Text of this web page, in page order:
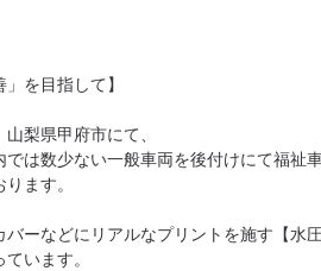
を目指して】
梨県甲府市にて、
は数少ない一般車両を後付けにて福祉
ます。
ーなどにリアルなプリントを施す【水
います。